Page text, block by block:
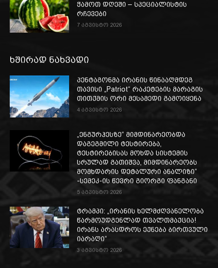
ჭამოთ დღეში – სპეციალისტის
რჩევები
7 აგვისტო 2026
ხშირად ნახვადი
პენტაგონმა ირანის წინააღმდეგ
თავისი „Patriot“ რაკეტების მარაგის
თითქმის ორი მესამედი გამოიყენა
4 აგვისტო 2026
„ენგურჰესზე“ მიმდინარეობდა
დაგეგმილი ტესტირება,
ტესტირებისას მოხდა სისტემის
სრულად გათიშვა, მიმდინარეობს
მომხდარის დეტალური ანალიზი“
-სემეკ-ის წევრი გიორგი ფანგანი
5 აგვისტო 2026
ტრამპი: „ირანის ხელმძღვანელობა
წარმოუდგენლად თვალთმაქცია!
ირანს არასდროს ექნება ბირთვული
იარაღი“
3 აგვისტო 2026